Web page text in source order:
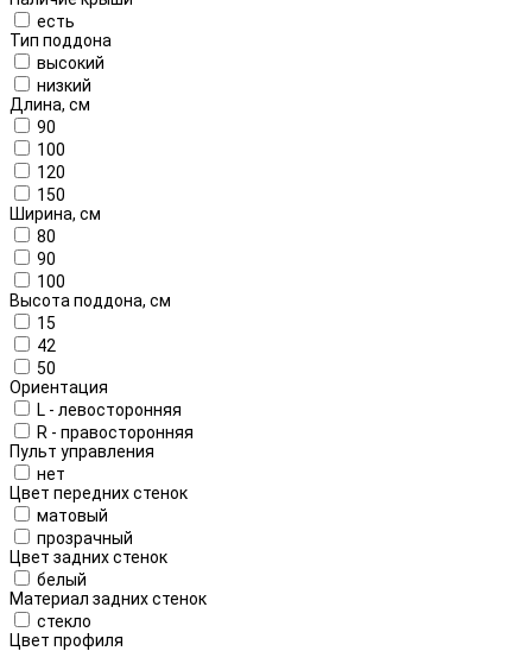
есть
Тип поддона
высокий
низкий
Длина, см
90
100
120
150
Ширина, см
80
90
100
Высота поддона, см
15
42
50
Ориентация
L - левосторонняя
R - правосторонняя
Пульт управления
нет
Цвет передних стенок
матовый
прозрачный
Цвет задних стенок
белый
Материал задних стенок
стекло
Цвет профиля